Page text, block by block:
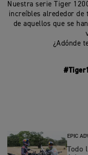
Nuestra serie Tiger
increíbles alrededor de
de aquellos que se
¿Adónde
EPIC
Todo